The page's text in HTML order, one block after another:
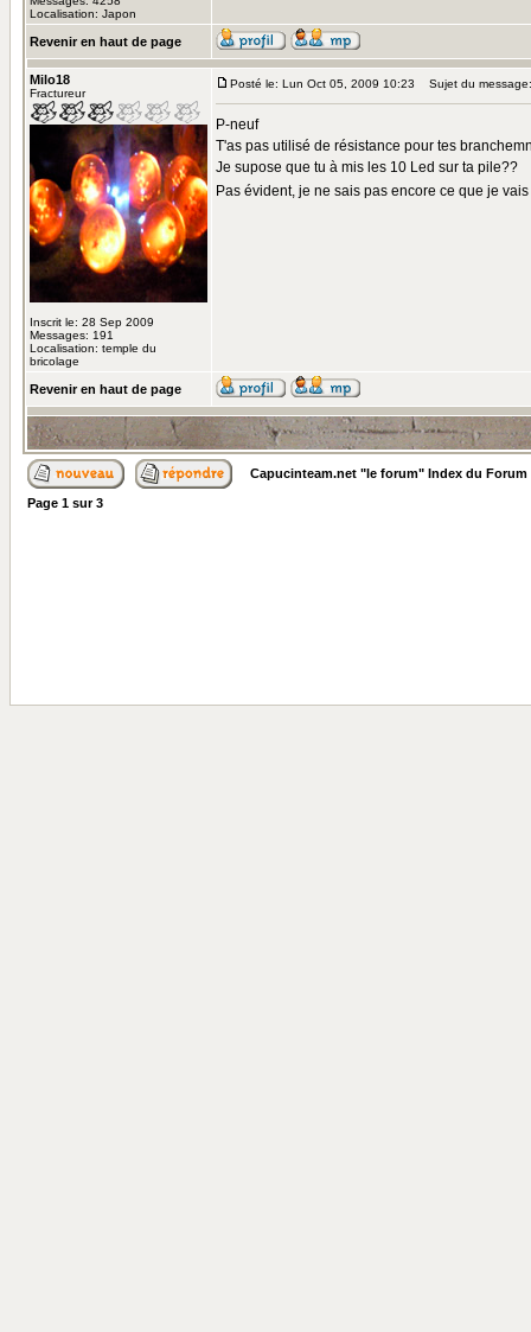
Localisation: Japon
Revenir en haut de page
Milo18
Fractureur
Inscrit le: 28 Sep 2009
Messages: 191
Localisation: temple du
bricolage
Posté le: Lun Oct 05, 2009 10:23 Sujet du message:
P-neuf
T'as pas utilisé de résistance pour tes
Je supose que tu à mis les 10 Led sur ta pile??
Pas évident, je ne sais pas encore ce que je
Revenir en haut de page
Capucinteam.net "le forum" Index du Forum
Page 1 sur3